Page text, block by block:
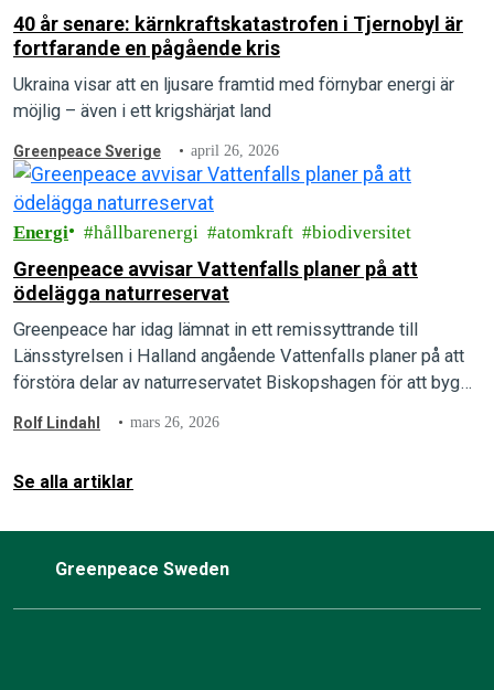
40 år senare: kärnkraftskatastrofen i Tjernobyl är
fortfarande en pågående kris
Ukraina visar att en ljusare framtid med förnybar energi är
möjlig – även i ett krigshärjat land
Greenpeace Sverige april 26, 2026
Energi hållbarenergi atomkraft biodiversitet
Greenpeace avvisar Vattenfalls planer på att
ödelägga naturreservat
Greenpeace har idag lämnat in ett remissyttrande till
Länsstyrelsen i Halland angående Vattenfalls planer på att
förstöra delar av naturreservatet Biskopshagen för att bygga
Rolf Lindahl mars 26, 2026
Se alla artiklar
Greenpeace Sweden